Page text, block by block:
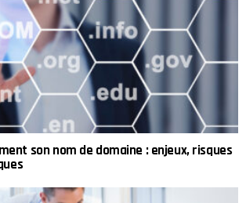
son nom de domaine : enjeux, risques